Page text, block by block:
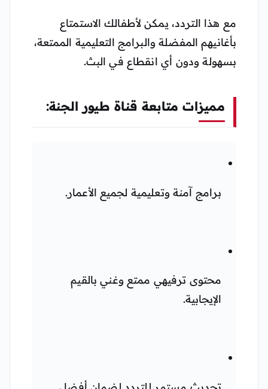
مع هذا التردد، يمكن لأطفالك الاستمتاع
بأغانيهم المفضلة والبرامج التعليمية الممتعة،
بسهولة ودون أي انقطاع في البث.
مميزات متابعة قناة طيور الجنة:
برامج آمنة وتعليمية لجميع الأعمار.
محتوى ترفيهي ممتع وغني بالقيم
الإيجابية.